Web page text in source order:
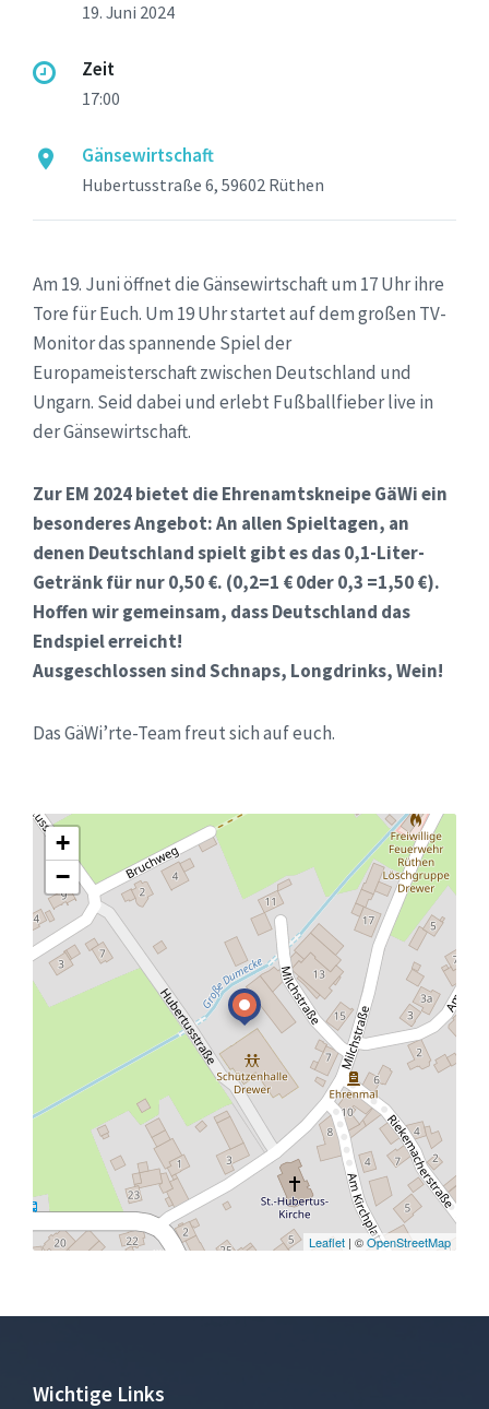
19. Juni 2024
Zeit
17:00
Gänsewirtschaft
Hubertusstraße 6, 59602 Rüthen
Am 19. Juni öffnet die Gänsewirtschaft um 17 Uhr ihre
Tore für Euch. Um 19 Uhr startet auf dem großen TV-
Monitor das spannende Spiel der
Europameisterschaft zwischen Deutschland und
Ungarn. Seid dabei und erlebt Fußballfieber live in
der Gänsewirtschaft.
Zur EM 2024 bietet die Ehrenamtskneipe GäWi ein
besonderes Angebot: An allen Spieltagen, an
denen Deutschland spielt gibt es das 0,1-Liter-
Getränk für nur 0,50 €. (0,2=1 € 0der 0,3 =1,50 €).
Hoffen wir gemeinsam, dass Deutschland das
Endspiel erreicht!
Ausgeschlossen sind Schnaps, Longdrinks, Wein!
Das GäWi’rte-Team freut sich auf euch.
+
−
Leaflet | ©OpenStreetMap
Wichtige Links